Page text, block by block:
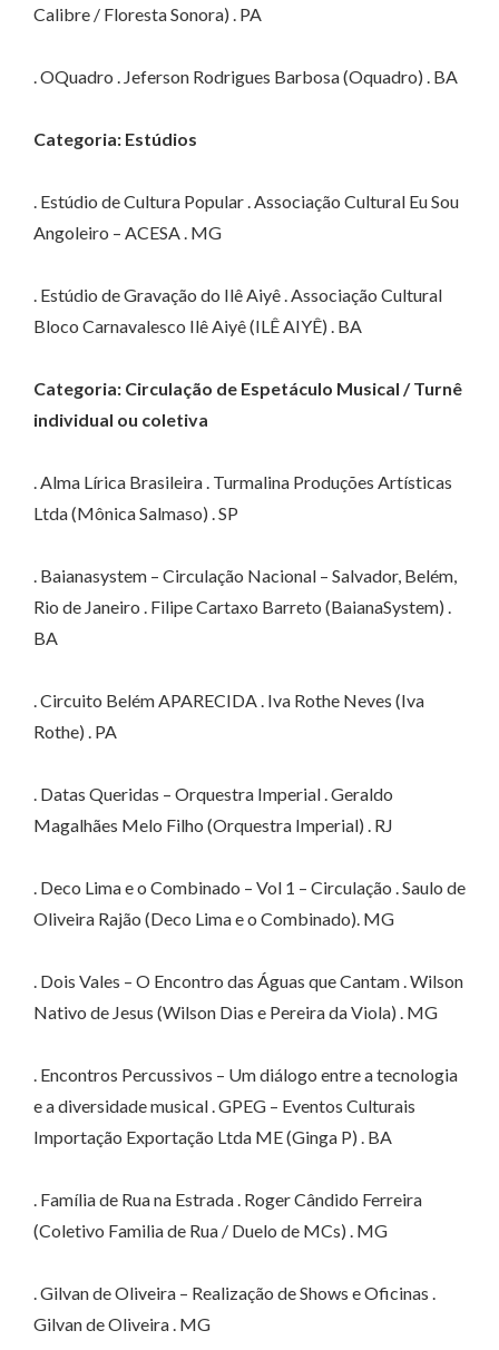
Calibre / Floresta Sonora) . PA
. OQuadro . Jeferson Rodrigues Barbosa (Oquadro) . BA
Categoria: Estúdios
. Estúdio de Cultura Popular . Associação Cultural Eu Sou
Angoleiro – ACESA . MG
. Estúdio de Gravação do Ilê Aiyê . Associação Cultural
Bloco Carnavalesco Ilê Aiyê (ILÊ AIYÊ) . BA
Categoria: Circulação de Espetáculo Musical / Turnê
individual ou coletiva
. Alma Lírica Brasileira . Turmalina Produções Artísticas
Ltda (Mônica Salmaso) . SP
. Baianasystem – Circulação Nacional – Salvador, Belém,
Rio de Janeiro . Filipe Cartaxo Barreto (BaianaSystem) .
BA
. Circuito Belém APARECIDA . Iva Rothe Neves (Iva
Rothe) . PA
. Datas Queridas – Orquestra Imperial . Geraldo
Magalhães Melo Filho (Orquestra Imperial) . RJ
. Deco Lima e o Combinado – Vol 1 – Circulação . Saulo de
Oliveira Rajão (Deco Lima e o Combinado). MG
. Dois Vales – O Encontro das Águas que Cantam . Wilson
Nativo de Jesus (Wilson Dias e Pereira da Viola) . MG
. Encontros Percussivos – Um diálogo entre a tecnologia
e a diversidade musical . GPEG – Eventos Culturais
Importação Exportação Ltda ME (Ginga P) . BA
. Família de Rua na Estrada . Roger Cândido Ferreira
(Coletivo Familia de Rua / Duelo de MCs) . MG
. Gilvan de Oliveira – Realização de Shows e Oficinas .
Gilvan de Oliveira . MG